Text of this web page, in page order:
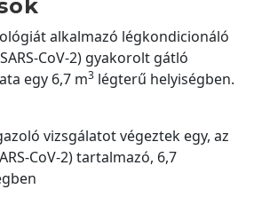
alkalmazó légkondicionáló
CoV-2) gyakorolt gátló
egy 6,7 m3 légterű helyiségben.
vizsgálatot végeztek egy, az
CoV-2) tartalmazó, 6,7